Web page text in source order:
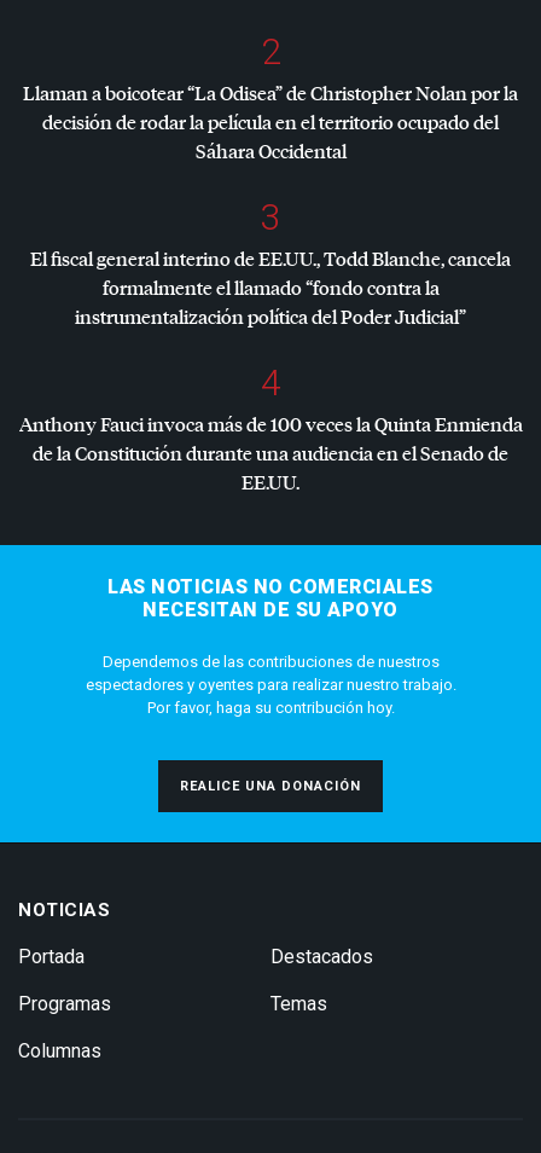
2
Llaman a boicotear “La Odisea” de Christopher Nolan por la
decisión de rodar la película en el territorio ocupado del
Sáhara Occidental
3
El fiscal general interino de EE.UU., Todd Blanche, cancela
formalmente el llamado “fondo contra la
instrumentalización política del Poder Judicial”
4
Anthony Fauci invoca más de 100 veces la Quinta Enmienda
de la Constitución durante una audiencia en el Senado de
EE.UU.
LAS NOTICIAS NO COMERCIALES
NECESITAN DE SU APOYO
Dependemos de las contribuciones de nuestros
espectadores y oyentes para realizar nuestro trabajo.
Por favor, haga su contribución hoy.
REALICE UNA DONACIÓN
NOTICIAS
Portada
Programas
Columnas
Destacados
Temas